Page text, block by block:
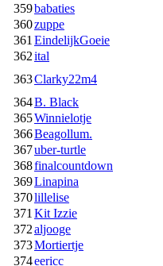
359babaties
360zuppe
361 EindelijkGoeie
362ital
363Clarky22m4
364B. Black
365Winnielotje
366Beagollum.
367uber-turtle
368finalcountdown
369Linapina
370lillelise
371 Kit Izzie
372aljooge
373Mortiertje
374eericc